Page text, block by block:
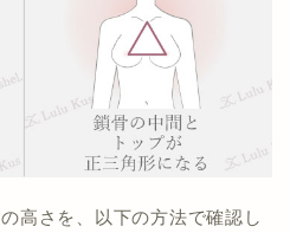
高さを、以下の方法で確認し